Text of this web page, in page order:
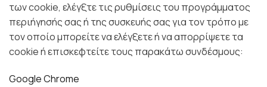
των cookie, ελέγξτε τις ρυθμίσεις του προγράμματος
περιήγησής σας ή της συσκευής σας για τον τρόπο με
τον οποίο μπορείτε να ελέγξετε ή να απορρίψετε τα
cookie ή επισκεφτείτε τους παρακάτω συνδέσμους:
Google Chrome